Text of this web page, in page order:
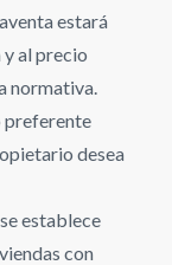
estará
al precio
normativa.
preferente
desea
establece
con